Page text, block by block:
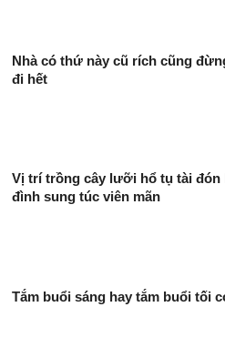
Nhà có thứ này cũ rích cũng
đi hết
Vị trí trồng cây lưỡi hổ tụ tài đón
đình sung túc viên mãn
Tắm buổi sáng hay tắm buổi tối